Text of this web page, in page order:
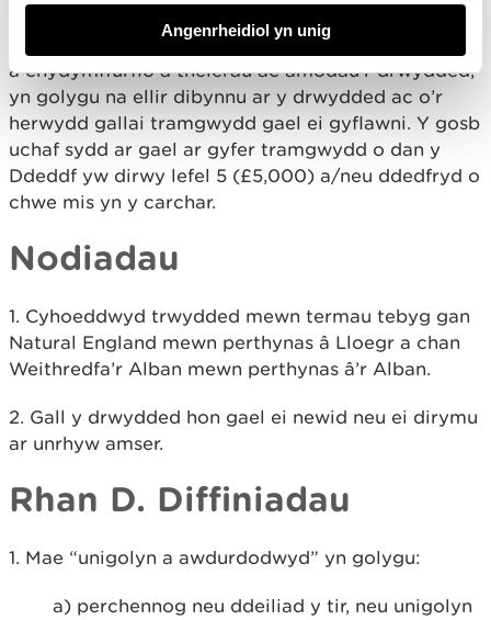
Angenrheidiol yn unig
drwydded fel y’i nodir ym mharagraff 1, neu methu
â chydymffurfio â thelerau ac amodau’r drwydded,
yn golygu na ellir dibynnu ar y drwydded ac o’r
herwydd gallai tramgwydd gael ei gyflawni. Y gosb
uchaf sydd ar gael ar gyfer tramgwydd o dan y
Ddeddf yw dirwy lefel 5 (£5,000) a/neu ddedfryd o
chwe mis yn y carchar.
Nodiadau
1. Cyhoeddwyd trwydded mewn termau tebyg gan
Natural England mewn perthynas â Lloegr a chan
Weithredfa’r Alban mewn perthynas â’r Alban.
2. Gall y drwydded hon gael ei newid neu ei dirymu
ar unrhyw amser.
Rhan D. Diffiniadau
1. Mae “unigolyn a awdurdodwyd” yn golygu:
a) perchennog neu ddeiliad y tir, neu unigolyn